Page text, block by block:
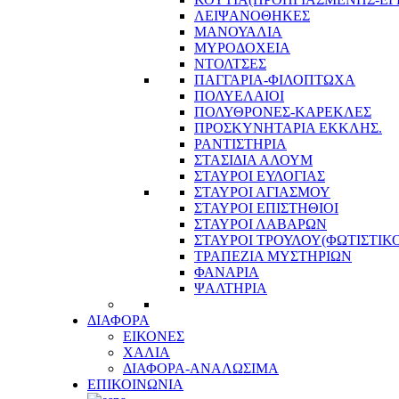
ΛΕΙΨΑΝΟΘΗΚΕΣ
ΜΑΝΟΥΑΛΙΑ
ΜΥΡΟΔΟΧΕΙΑ
ΝΤΟΛΤΣΕΣ
ΠΑΓΓΑΡΙΑ-ΦΙΛΟΠΤΩΧΑ
ΠΟΛΥΕΛΑΙΟΙ
ΠΟΛΥΘΡΟΝΕΣ-ΚΑΡΕΚΛΕΣ
ΠΡΟΣΚΥΝΗΤΑΡΙΑ ΕΚΚΛΗΣ.
ΡΑΝΤΙΣΤΗΡΙΑ
ΣΤΑΣΙΔΙΑ ΑΛΟΥΜ
ΣΤΑΥΡΟΙ ΕΥΛΟΓΙΑΣ
ΣΤΑΥΡΟΙ ΑΓΙΑΣΜΟΥ
ΣΤΑΥΡΟΙ ΕΠΙΣΤΗΘΙΟΙ
ΣΤΑΥΡΟΙ ΛΑΒΑΡΩΝ
ΣΤΑΥΡΟΙ
ΤΡΑΠΕΖΙΑ ΜΥΣΤΗΡΙΩΝ
ΦΑΝΑΡΙΑ
ΨΑΛΤΗΡΙΑ
ΔΙΑΦΟΡΑ
ΕΙΚΟΝΕΣ
ΧΑΛΙΑ
ΔΙΑΦΟΡΑ-ΑΝΑΛΩΣΙΜΑ
ΕΠΙΚΟΙΝΩΝΙΑ